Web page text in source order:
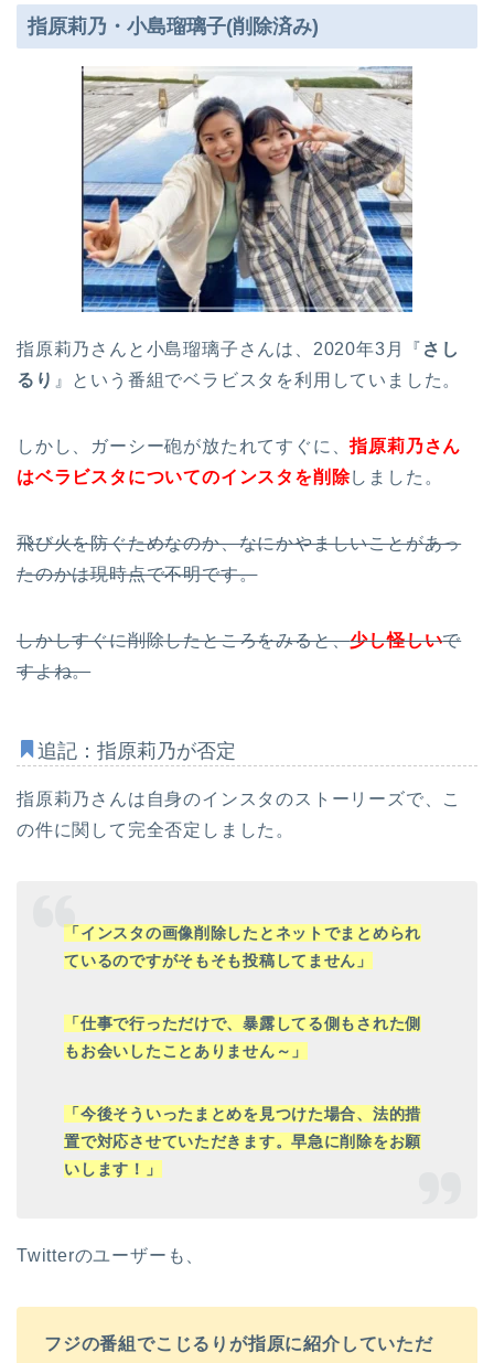
指原莉乃・小島瑠璃子(削除済み)
指原莉乃さんと小島瑠璃子さんは、2020年3月『 さし
るり 』という番組でベラビスタを利用していました。
しかし、ガーシー砲が放たれてすぐに、指原莉乃さん
はベラビスタについてのインスタを削除しました。
飛び火を防ぐためなのか、なにかやましいことがあっ
たのかは現時点で不明です。
しかしすぐに削除したところをみると、少し怪しいで
すよね。
追記：指原莉乃が否定
指原莉乃さんは自身のインスタのストーリーズで、こ
の件に関して完全否定しました。
「インスタの画像削除したとネットでまとめられ
ているのですがそもそも投稿してません」
「仕事で行っただけで、暴露してる側もされた側
もお会いしたことありません～」
「今後そういったまとめを見つけた場合、法的措
置で対応させていただきます。早急に削除をお願
いします！」
Twitterのユーザーも、
フジの番組でこじるりが指原に紹介していただ